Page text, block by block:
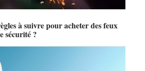
à suivre pour acheter des feux
sécurité ?